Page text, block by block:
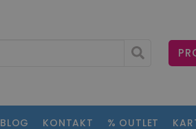
BLOG KONTAKT % OUTLET